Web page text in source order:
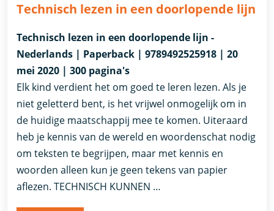
Technisch lezen in een doorlopende lijn
Technisch lezen in een doorlopende lijn -
Nederlands | Paperback | 9789492525918 | 20
mei 2020 | 300 pagina's
Elk kind verdient het om goed te leren lezen. Als je
niet geletterd bent, is het vrijwel onmogelijk om in
de huidige maatschappij mee te komen. Uiteraard
heb je kennis van de wereld en woordenschat nodig
om teksten te begrijpen, maar met kennis en
woorden alleen kun je geen tekens van papier
aflezen. TECHNISCH KUNNEN …